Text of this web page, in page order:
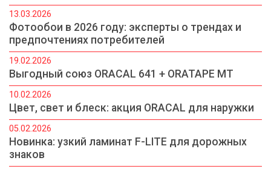
13.03.2026
Фотообои в 2026 году: эксперты о трендах и
предпочтениях потребителей
19.02.2026
Выгодный союз ORACAL 641 + ORATAPE MT
10.02.2026
Цвет, свет и блеск: акция ORACAL для наружки
05.02.2026
Новинка: узкий ламинат F-LITE для дорожных
знаков